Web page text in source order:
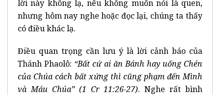
lời này không lạ, nếu không muốn nói là quen,
nhưng hôm nay nghe hoặc đọc lại, chúng ta thấy
có điều khác lạ.
Điều quan trọng cần lưu ý là lời cảnh báo của
Thánh Phaolô: “Bất cứ ai ăn Bánh hay uống Chén
của Chúa cách bất xứng thì cũng phạm đến Mình
và Máu Chúa” (1 Cr 11:26-27). Nghe rất bình